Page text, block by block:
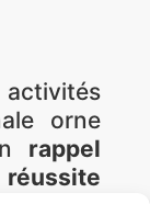
orne
rappel